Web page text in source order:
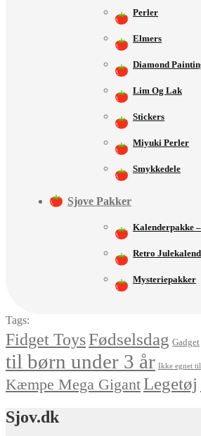
Perler
Elmers
Diamond
Lim Og Lak
Stickers
Miyuki Perler
Smykkedele
Sjove Pakker
Kalenderpakke
Retro
Mysteriepakker
Tags:
Fidget ToysFødselsdag Gadget
til børn under 3 år Ikke egnet
Kæmpe Mega GigantLegetøj
Sjov.dk